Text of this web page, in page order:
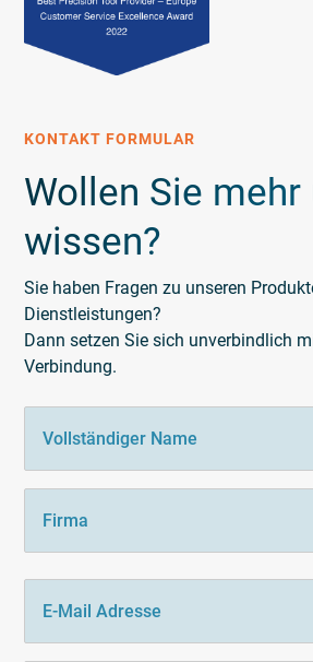
KONTAKT FORMULAR
Wollen Sie mehr
wissen?
Sie haben Fragen zu unseren
Dienstleistungen?
Dann setzen Sie sich unverbindlich
Verbindung.